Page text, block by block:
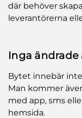
där behöver
leverantörerna
Inga ändrade
Bytet innebär
Man kommer
med app, sms
hemsida.